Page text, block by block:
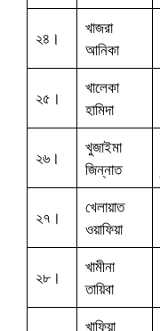
২৪।
খাজরা
আনিকা
২৫।
খালেকা
হামিদা
২৬।
খুজাইমা
জিন্নাত
২৭।
খেলায়াত
ওয়াফিয়া
২৮।
খামীনা
তায়িবা
খাফিয়া